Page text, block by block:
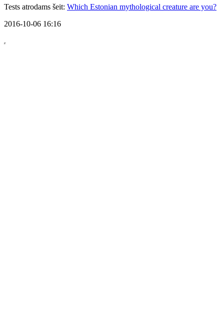
Tests atrodams šeit: Which Estonian mythological creature are you?
2016-10-06 16:16